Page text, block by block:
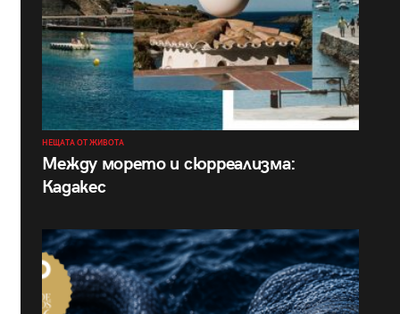
НЕЩАТА ОТ ЖИВОТА
Между морето и сюрреализма:
Кадакес